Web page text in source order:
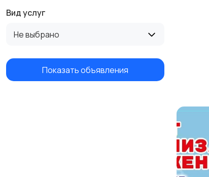
Вид услуг
Не выбрано
Показать объявления